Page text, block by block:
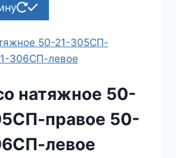
натяжное 50-
правое 50-
левое